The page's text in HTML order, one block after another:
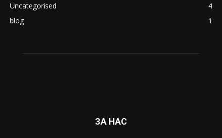
Uncategorised
4
blog
1
ЗА НАС